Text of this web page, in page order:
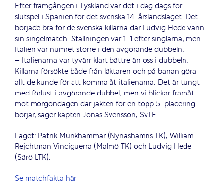
Efter framgången i Tyskland var det i dag dags för
slutspel i Spanien för det svenska 14-årslandslaget. Det
började bra för de svenska killarna där Ludvig Hede vann
sin singelmatch. Ställningen var 1-1 efter singlarna, men
Italien var numret större i den avgörande dubbeln.
– Italienarna var tyvärr klart bättre än oss i dubbeln.
Killarna försökte både från läktaren och på banan göra
allt de kunde för att komma åt italienarna. Det är tungt
med förlust i avgörande dubbel, men vi blickar framåt
mot morgondagen där jakten för en topp 5-placering
börjar, säger kapten Jonas Svensson, SvTF.
Laget: Patrik Munkhammar (Nynäshamns TK), William
Rejchtman Vinciguerra (Malmö TK) och Ludvig Hede
(Särö LTK).
Se matchfakta här